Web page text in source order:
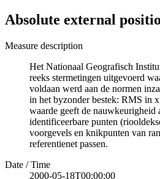
Absolute external
Measure description
Het Nationaal Geografisch
reeks stermetingen uitgevoerd
voldaan werd aan de normen
in het byzonder bestek: RMS in
waarde geeft de nauwkeurigheid
identificeerbare punten
voorgevels en knikpunten van
referentienet passen.
Date / Time
2000-05-18T00:00:00